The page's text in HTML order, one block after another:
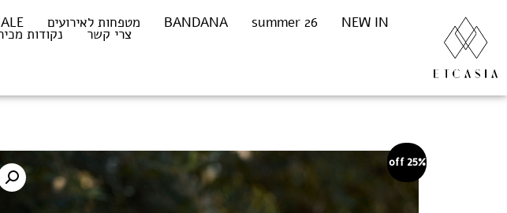
NEW IN
summer 26
BANDANA מטפחות לאירועים
צרי קשר נקודות
25% off